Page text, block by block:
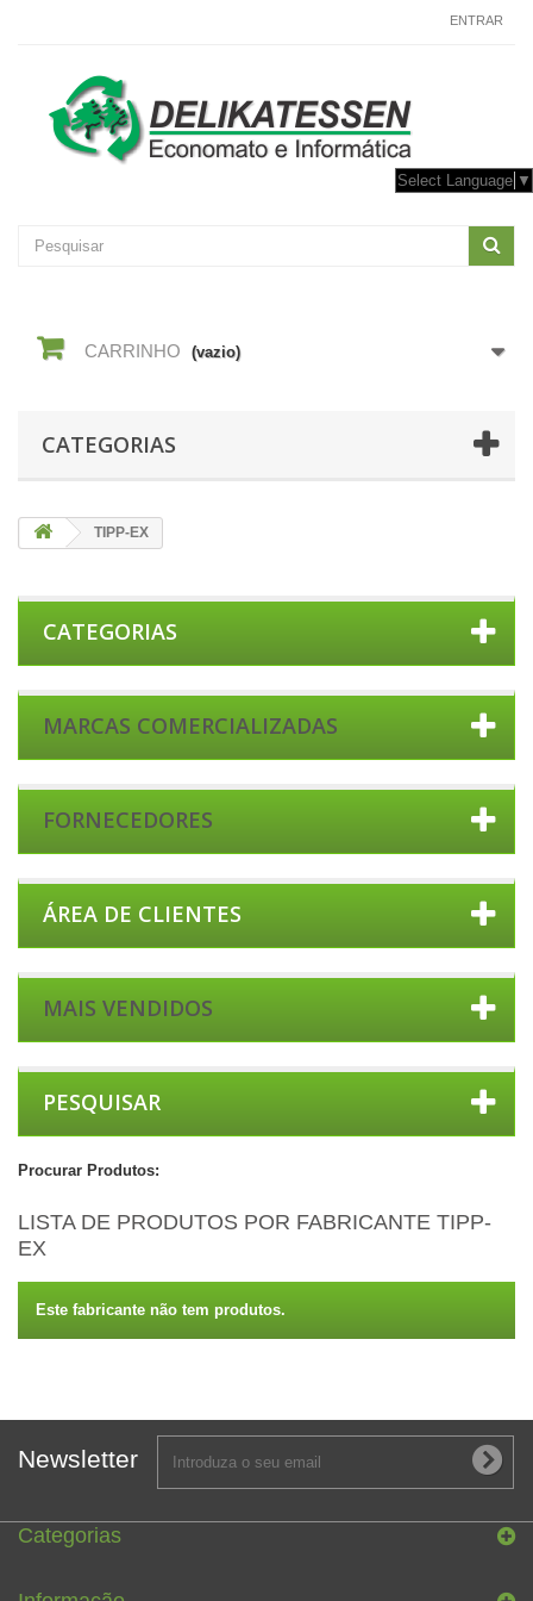
ENTRAR
Select Language ▼
CARRINHO (vazio)
CATEGORIAS
TIPP-EX
CATEGORIAS
MARCAS COMERCIALIZADAS
FORNECEDORES
ÁREA DE CLIENTES
MAIS VENDIDOS
PESQUISAR
Procurar Produtos:
LISTA DE PRODUTOS POR FABRICANTE TIPP-
EX
Este fabricante não tem produtos.
Newsletter
Categorias